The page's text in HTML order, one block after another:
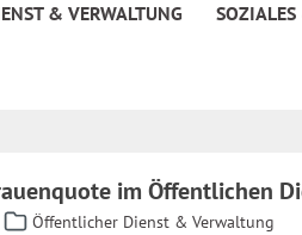
& VERWALTUNG
im Öffentlichen
Öffentlicher Dienst & Verwaltung